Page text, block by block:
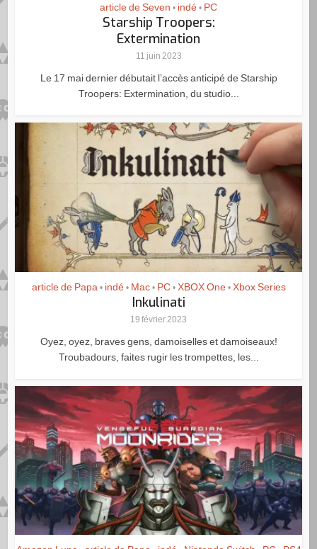
article de Seven • indé • PC
Starship Troopers:
Extermination
11 juin 2023
Le 17 mai dernier débutait l’accès anticipé de Starship
Troopers: Extermination, du studio...
article de Papa • indé • Mac • PC • XBOX One • Xbox Series
Inkulinati
19 février 2023
Oyez, oyez, braves gens, damoiselles et damoiseaux!
Troubadours, faites rugir les trompettes, les...